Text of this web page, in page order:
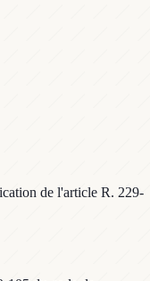
de l'article R. 229-